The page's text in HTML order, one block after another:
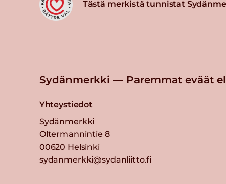
Tästä merkistä tunnistat
Sydänmerkki — Paremmat eväät
Yhteystiedot
Sydänmerkki
Oltermannintie 8
00620 Helsinki
sydanmerkki@sydanliitto.fi